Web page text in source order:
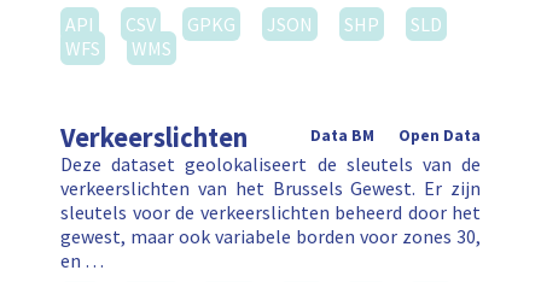
API
CSV GPKG JSON SHP
SLD
WFS
WMS
Verkeerslichten Open Data
Data BM
Deze dataset geolokaliseert de sleutels van de
verkeerslichten van het Brussels Gewest. Er zijn
sleutels voor de verkeerslichten beheerd door het
gewest, maar ook variabele borden voor zones 30,
en …